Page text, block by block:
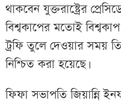
থাকবেন যুক্তরাষ্ট্রের
বিশ্বকাপের মতোই
ট্রফি তুলে দেওয়ার সময়
নিশ্চিত করা হয়েছে।
ফিফা সভাপতি জিয়ান্নি